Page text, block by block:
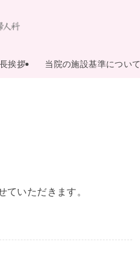
挨拶 当院の施設基準について
いただきます。